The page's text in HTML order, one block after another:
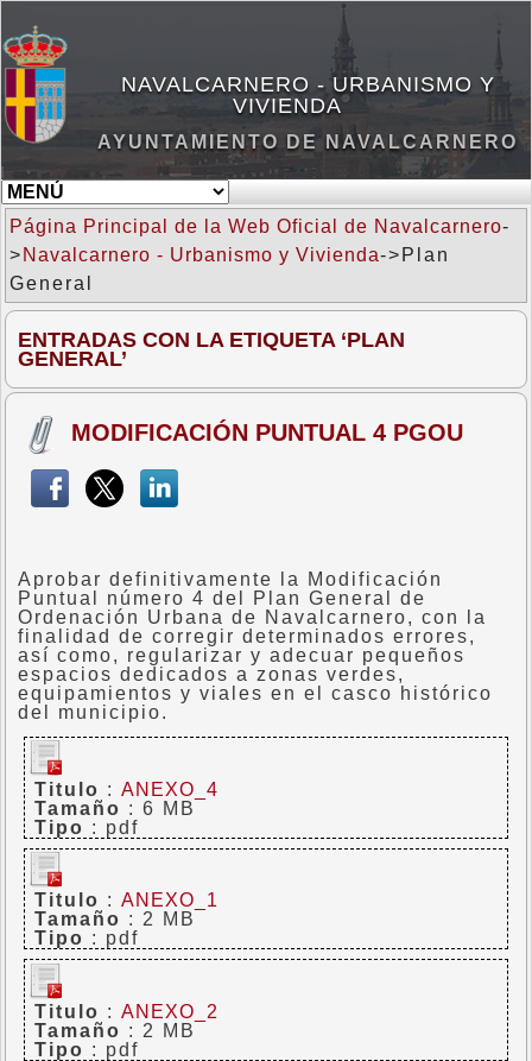
NAVALCARNERO - URBANISMO Y
VIVIENDA
AYUNTAMIENTO DE NAVALCARNERO
Página Principal de la Web Oficial de Navalcarnero-
> Navalcarnero - Urbanismo y Vivienda->Plan
General
ENTRADAS CON LA ETIQUETA ‘PLAN
GENERAL’
MODIFICACIÓN PUNTUAL 4 PGOU
Aprobar definitivamente la Modificación
Puntual número 4 del Plan General de
Ordenación Urbana de Navalcarnero, con la
finalidad de corregir determinados errores,
así como, regularizar y adecuar pequeños
espacios dedicados a zonas verdes,
equipamientos y viales en el casco histórico
del municipio.
Titulo :ANEXO_4
Tamaño : 6 MB
Tipo : pdf
Titulo :ANEXO_1
Tamaño : 2 MB
Tipo : pdf
Titulo :ANEXO_2
Tamaño : 2 MB
Tipo : pdf